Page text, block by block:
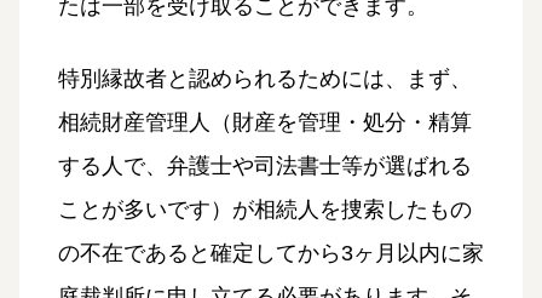
たは一部を受け取ることができます。
特別縁故者と認められるためには、まず、
相続財産管理人（財産を管理・処分・精算
する人で、弁護士や司法書士等が選ばれる
ことが多いです）が相続人を捜索したもの
の不在であると確定してから3ヶ月以内に家